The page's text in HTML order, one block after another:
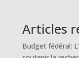
Articles
Budget fédéral: